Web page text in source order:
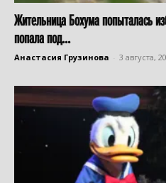
Жительница Бохума попыталась
попала под...
Анастасия Грузинова 3 августа,